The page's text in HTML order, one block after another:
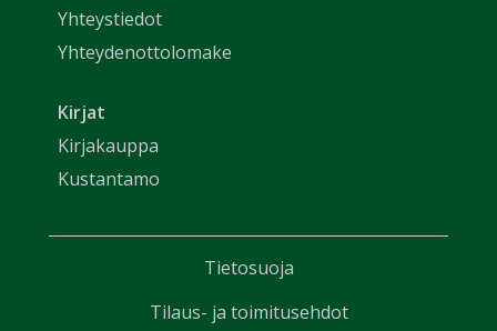
Yhteystiedot
Yhteydenottolomake
Kirjat
Kirjakauppa
Kustantamo
Tietosuoja
Tilaus- ja toimitusehdot